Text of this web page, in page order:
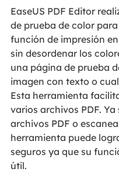
EaseUS PDF Editor
de prueba de color
función de impresión
sin desordenar los
una página de prueba
imagen con texto o
Esta herramienta
varios archivos PDF.
archivos PDF o
herramienta puede
seguros ya que su
útil.